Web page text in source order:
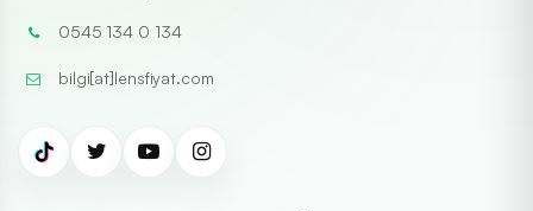
0545 134 0 134
bilgi[at]lensfiyat.com